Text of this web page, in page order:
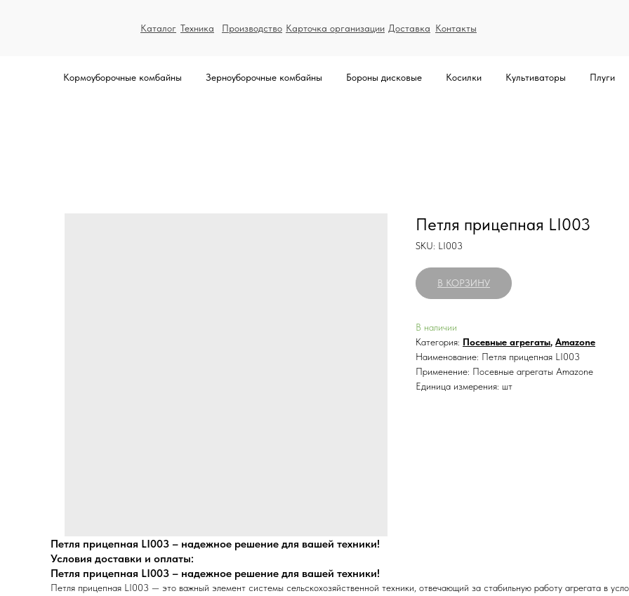
Каталог Техника Производство Карточка организации Доставка Контакты
Кормоуборочные комбайны Зерноуборочные комбайны Бороны дисковые Косилки Культиваторы Плуги
Петля прицепная LI003
SKU: LI003
В КОРЗИНУ
В наличии
Категория: Посевные агрегаты, Amazone
Наименование: Петля прицепная LI003
Применение: Посевные агрегаты Amazone
Единица измерения: шт
Петля прицепная LI003 – надежное решение для вашей техники!
Условия доставки и оплаты:
Петля прицепная LI003 – надежное решение для вашей техники!
Петля прицепная LI003 — это важный элемент системы сельскохозяйственной техники, отвечающий за стабильную работу агрегата в